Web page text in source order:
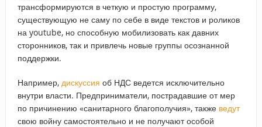
трансформируются в четкую и простую программу,
существующую не саму по себе в виде текстов и роликов
на youtube, но способную мобилизовать как давних
сторонников, так и привлечь новые группы осознанной
поддержки.
Например, дискуссия об НДС ведется исключительно
внутри власти. Предприниматели, пострадавшие от мер
по причинению «санитарного благополучия», также ведут
свою войну самостоятельно и не получают особой